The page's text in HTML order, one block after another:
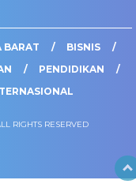
BARAT
BISNIS
PENDIDIKAN
RIGHTS RESERVED